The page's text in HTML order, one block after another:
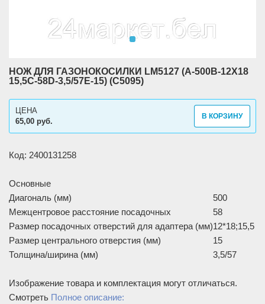
НОЖ ДЛЯ ГАЗОНОКОСИЛКИ LM5127 (A-500B-12X18
15,5C-58D-3,5/57E-15) (C5095)
65,00 руб.
ЦЕНА
В КОРЗИНУ
Код: 2400131258
Основные
Диагональ (мм)
500
Межцентровое расстояние посадочных
58
Размер посадочных отверстий для адаптера (мм)12*18;15,5
Размер центрального отверстия (мм)
15
Толщина/ширина (мм)
3,5/57
Изображение товара и комплектация могут отличаться.
Смотреть Полное описание: